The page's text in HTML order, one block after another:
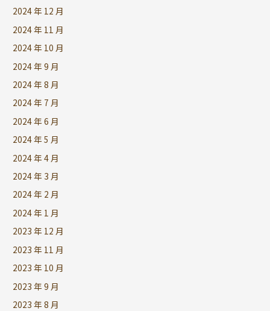
2024 年 12 月
2024 年 11 月
2024 年 10 月
2024 年 9 月
2024 年 8 月
2024 年 7 月
2024 年 6 月
2024 年 5 月
2024 年 4 月
2024 年 3 月
2024 年 2 月
2024 年 1 月
2023 年 12 月
2023 年 11 月
2023 年 10 月
2023 年 9 月
2023 年 8 月